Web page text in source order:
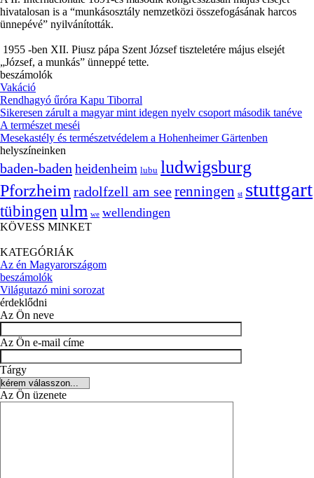
hivatalosan is a “munkásosztály nemzetközi összefogásának harcos
ünnepévé” nyilvánították.
1955 -ben XII. Piusz pápa Szent József tiszteletére május elsejét
„József, a munkás” ünneppé tette.
beszámolók
Vakáció
Rendhagyó űróra Kapu Tiborral
Sikeresen zárult a magyar mint idegen nyelv csoport második tanéve
A természet meséi
Mesekastély és természetvédelem a Hohenheimer Gärtenben
helyszíneinken
baden-baden heidenheim lubu ludwigsburg
Pforzheim radolfzell am seerenningen st stuttgart
tübingen ulm we wellendingen
KÖVESS MINKET
KATEGÓRIÁK
Az én Magyarországom
beszámolók
Világutazó mini sorozat
érdeklődni
Az Ön neve
Az Ön e-mail címe
Tárgy
Az Ön üzenete